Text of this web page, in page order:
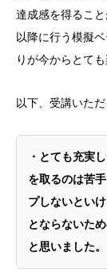
達成感を得るこ
以降に行う模擬
りが今からとても
以下、受講いた
・とても充実
を取るのは苦
プしないとい
とならないた
と思いました。